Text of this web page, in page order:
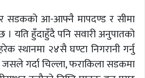
सडकको आ-आफ्नै मापदण्ड र सीमा
। यति हुँदाहुँदै पनि सवारी अनुपातको
स्थानमा २४सै घण्टा निगरानी गर्नु
गर्दा चिल्ला, फराकिला सडकमा